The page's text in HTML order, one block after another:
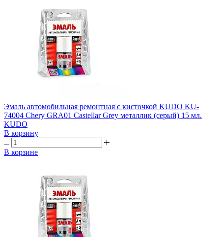
Эмаль автомобильная ремонтная с кисточкой KUDO KU-
74004 Chery GRA01 Castellar Grey металлик (серый) 15 мл.
KUDO
В корзину
В корзине